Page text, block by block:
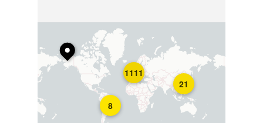
8
21
1111